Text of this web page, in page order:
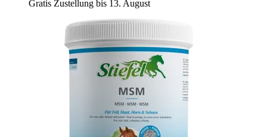
Gratis Zustellung bis 13. August